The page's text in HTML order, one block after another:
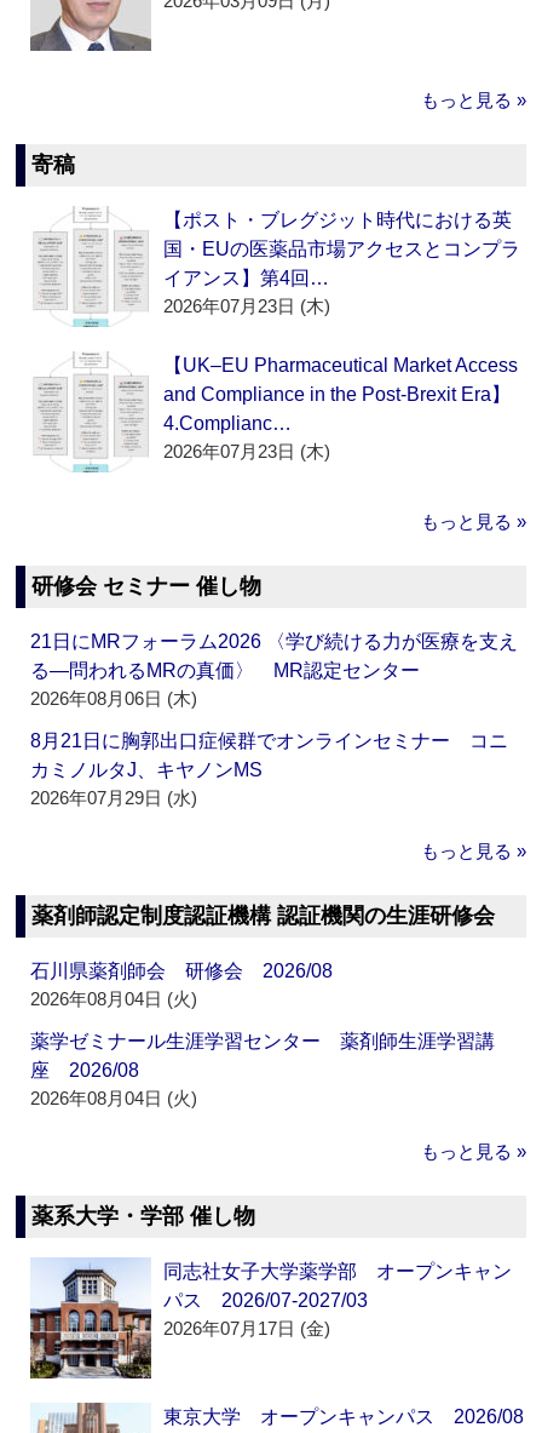
もっと見る »
寄稿
【ポスト・ブレグジット時代における英
国・EUの医薬品市場アクセスとコンプラ
イアンス】第4回…
2026年07月23日 (木)
【UK–EU Pharmaceutical Market Access
and Compliance in the Post-Brexit Era】
4.Complianc…
2026年07月23日 (木)
もっと見る »
研修会 セミナー 催し物
21日にMRフォーラム2026 〈学び続ける力が医療を支え
る―問われるMRの真価〉 MR認定センター
2026年08月06日 (木)
8月21日に胸郭出口症候群でオンラインセミナー コニ
カミノルタJ、キヤノンMS
2026年07月29日 (水)
もっと見る »
薬剤師認定制度認証機構 認証機関の生涯研修会
石川県薬剤師会 研修会 2026/08
2026年08月04日 (火)
薬学ゼミナール生涯学習センター 薬剤師生涯学習講
座 2026/08
2026年08月04日 (火)
もっと見る »
薬系大学・学部 催し物
同志社女子大学薬学部 オープンキャン
パス 2026/07-2027/03
2026年07月17日 (金)
東京大学 オープンキャンパス 2026/08